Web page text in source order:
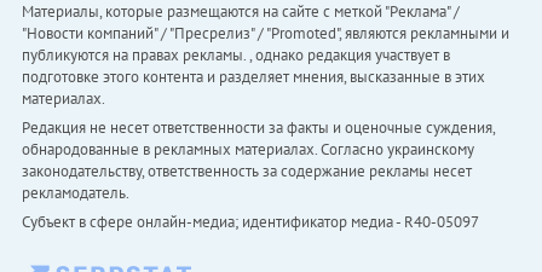
Материалы, которые размещаются на сайте с меткой "Реклама" /
"Новости компаний" / "Пресрелиз" / "Promoted", являются рекламными и
публикуются на правах рекламы. , однако редакция участвует в
подготовке этого контента и разделяет мнения, высказанные в этих
материалах.
Редакция не несет ответственности за факты и оценочные суждения,
обнародованные в рекламных материалах. Согласно украинскому
законодательству, ответственность за содержание рекламы несет
рекламодатель.
Субъект в сфере онлайн-медиа; идентификатор медиа - R40-05097